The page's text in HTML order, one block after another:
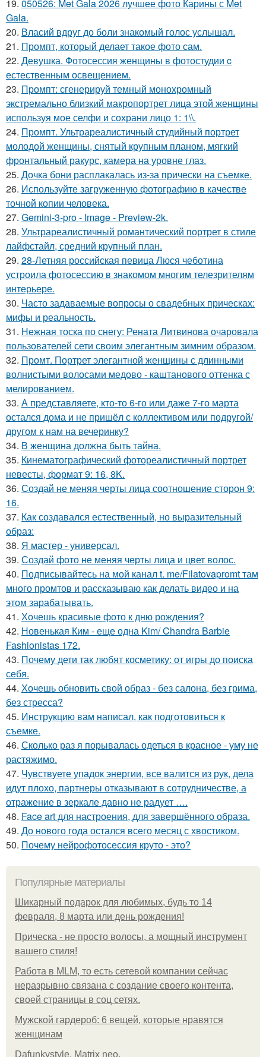
19. 050526: Met Gala 2026 лучшее фото Карины с Met
Gala.
20. Власий вдруг до боли знакомый голос услышал.
21. Промпт, который делает такое фото сам.
22. Девушка. Фотосессия женщины в фотостудии c
естественным освещением.
23. Промпт: сгенерируй темный монохромный
экстремально близкий макропортрет лица этой женщины
используя мое селфи и сохрани лицо 1: 1\\.
24. Промпт. Ультрареалистичный студийный портрет
молодой женщины, снятый крупным планом, мягкий
фронтальный ракурс, камера на уровне глаз.
25. Дочка бони расплакалась из-за прически на съемке.
26. Используйте загруженную фотографию в качестве
точной копии человека.
27. Gemini-3-pro - Image - Preview-2k.
28. Ультрареалистичный романтический портрет в стиле
лайфстайл, средний крупный план.
29. 28-Летняя российская певица Люся чеботина
устроила фотосессию в знакомом многим телезрителям
интерьере.
30. Часто задаваемые вопросы о свадебных прическах:
мифы и реальность.
31. Нежная тоска по снегу: Рената Литвинова очаровала
пользователей сети своим элегантным зимним образом.
32. Промт. Портрет элегантной женщины с длинными
волнистыми волосами медово - каштанового оттенка с
мелированием.
33. А представляете, кто-то 6-го или даже 7-го марта
остался дома и не пришёл с коллективом или подругой/
другом к нам на вечеринку?
34. В женщина должна быть тайна.
35. Кинематографический фотореалистичный портрет
невесты, формат 9: 16, 8K.
36. Создай не меняя черты лица соотношение сторон 9:
16.
37. Как создавался естественный, но выразительный
образ:
38. Я мастер - универсал.
39. Создай фото не меняя черты лица и цвет волос.
40. Подписывайтесь на мой канал t. me/Filatovapromt там
много промтов и рассказываю как делать видео и на
этом зарабатывать.
41. Хочешь красивые фото к дню рождения?
42. Новенькая Ким - еще одна Kim/ Chandra Barbie
Fashionistas 172.
43. Почему дети так любят косметику: от игры до поиска
себя.
44. Хочешь обновить свой образ - без салона, без грима,
без стресса?
45. Инструкцию вам написал, как подготовиться к
съемке.
46. Сколько раз я порывалась одеться в красное - уму не
растяжимо.
47. Чувствуете упадок энергии, все валится из рук, дела
идут плохо, партнеры отказывают в сотрудничестве, а
отражение в зеркале давно не радует ….
48. Face art для настроения, для завершённого образа.
49. До нового года остался всего месяц с хвостиком.
50. Почему нейрофотосессия круто - это?
Популярные материалы
Шикарный подарок для любимых, будь то 14
февраля, 8 марта или день рождения!
Прическа - не просто волосы, а мощный инструмент
вашего стиля!
Работа в MLM, то есть сетевой компании сейчас
неразрывно связана с создание своего контента,
своей страницы в соц сетях.
Мужской гардероб: 6 вещей, которые нравятся
женщинам
Dafunkystyle. Matrix neo.